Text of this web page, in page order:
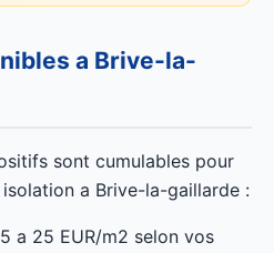
a Brive-la-
sont cumulables pour
a Brive-la-gaillarde :
a 25 EUR/m2 selon vos